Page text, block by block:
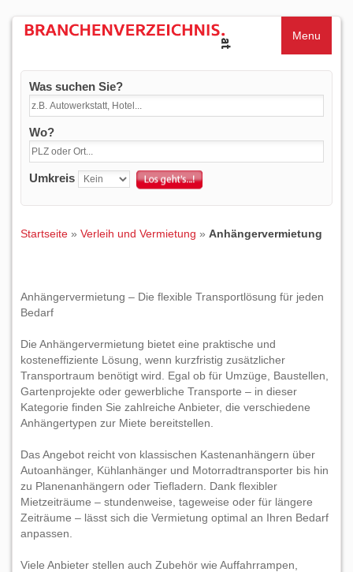
Menu
Was suchen Sie?
Wo?
Umkreis
Startseite » Verleih und Vermietung » Anhängervermietung
Anhängervermietung – Die flexible Transportlösung für jeden
Bedarf
Die Anhängervermietung bietet eine praktische und
kosteneffiziente Lösung, wenn kurzfristig zusätzlicher
Transportraum benötigt wird. Egal ob für Umzüge, Baustellen,
Gartenprojekte oder gewerbliche Transporte – in dieser
Kategorie finden Sie zahlreiche Anbieter, die verschiedene
Anhängertypen zur Miete bereitstellen.
Das Angebot reicht von klassischen Kastenanhängern über
Autoanhänger, Kühlanhänger und Motorradtransporter bis hin
zu Planenanhängern oder Tiefladern. Dank flexibler
Mietzeiträume – stundenweise, tageweise oder für längere
Zeiträume – lässt sich die Vermietung optimal an Ihren Bedarf
anpassen.
Viele Anbieter stellen auch Zubehör wie Auffahrrampen,